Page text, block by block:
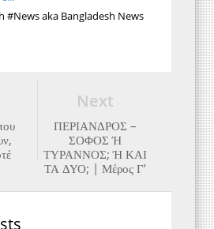
#News aka Bangladesh News
Next
ΠΕΡΙΑΝΔΡΟΣ –
ΣΟΦΟΣ Ή
ΤΥΡΑΝΝΟΣ; Ή ΚΑΙ
ΤΑ ΔΥΟ; | Μέρος Γ’